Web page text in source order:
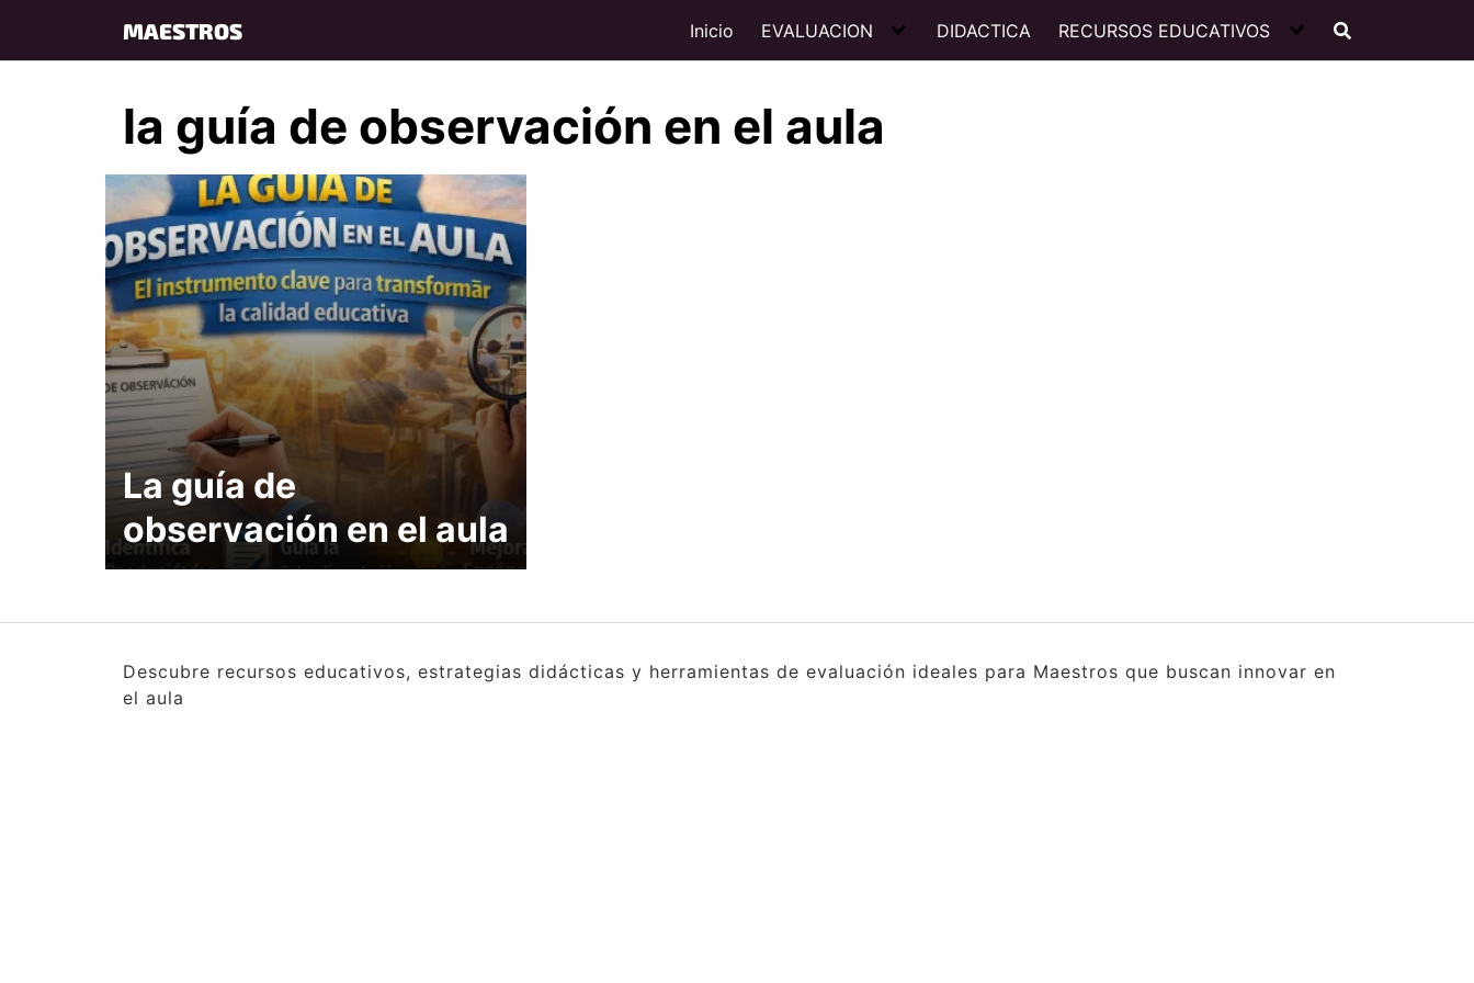
content
MAESTROS Inicio EVALUACION DIDACTICA RECURSOS EDUCATIVOS
la guía de observación en el aula
La guía de
observación en el aula
Descubre recursos educativos, estrategias didácticas y herramientas de evaluación ideales para Maestros que buscan innovar en
el aula